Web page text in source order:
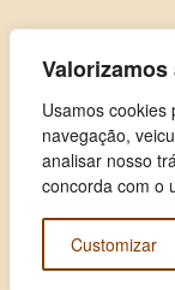
Usamos
navegação,
analisar nosso
concorda com o
Customizar
Copyright ©